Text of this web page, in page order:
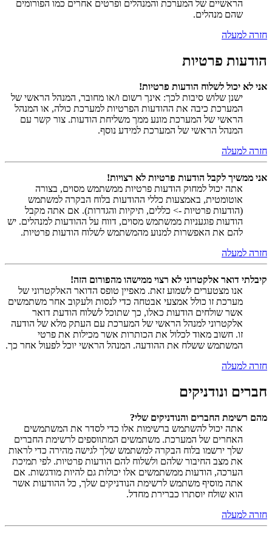
הראשיים של המערכת והמנהלים ופרטים אחרים כמו הפורומים
שהם מנהלים.
חזרה למעלה
הודעות פרטיות
אני לא יכול לשלוח הודעות פרטיות!
ישנן שלוש סיבות לכך: אינך רשום ו/או מחובר, המנהל הראשי של
המערכת כיבה את ההודעות הפרטיות למערכת כולה, או המנהל
הראשי של המערכת מונע ממך משליחת הודעות. צור קשר עם
המנהל הראשי של המערכת למידע נוסף.
חזרה למעלה
אני ממשיך לקבל הודעות פרטיות לא רצויות!
אתה יכול למחוק הודעות פרטיות ממשתמש מסוים, בצורה
אוטומטית, באמצעות כללי ההודעות בלוח הבקרה למשתמש
(הודעות פרטיות -> כללים, תיקיות והגדרות). אם אתה מקבל
הודעות פוגעניות ממשתמש מסוים, דווח על ההודעות למנהלים. יש
להם את האפשרות למנוע מהמשתמש לשלוח הודעות פרטיות.
חזרה למעלה
קיבלתי דואר אלקטרוני לא רצוי ממישהו מהפורום הזה!
אנו מצטערים לשמוע זאת. מאפיין טופס הדואר האלקטרוני של
מערכת זו כולל אמצעי אבטחה כדי לנסות ולעקוב אחר משתמשים
אשר שולחים הודעות כאלו, כך שתוכל לשלוח הודעת דואר
אלקטרוני למנהל הראשי של המערכת עם העתק מלא של הודעה
זו. חשוב מאוד לכלול את הכותרות אשר מכילות את פרטי
המשתמש ששלח את ההודעה. המנהל הראשי יוכל לפעול אחר כך.
חזרה למעלה
חברים ונודניקים
מהם רשימת החברים והנודניקים שלי?
אתה יכול להשתמש ברשימות אלו כדי לסדר את המשתמשים
האחרים של המערכת. משתמשים המתווספים לרשימת החברים
שלך ירשמו בלוח הבקרה למשתמש שלך לגישה מהירה כדי לראות
את מצב החיבור שלהם ולשלוח להם הודעות פרטיות. לפי תמיכת
הערכה, הודעות ממשתמשים אלו יכולות גם להיות מודגשות. אם
אתה מוסיף משתמש לרשימת הנודניקים שלך, כל ההודעות אשר
הוא שולח יוסתרו כברירת מחדל.
חזרה למעלה